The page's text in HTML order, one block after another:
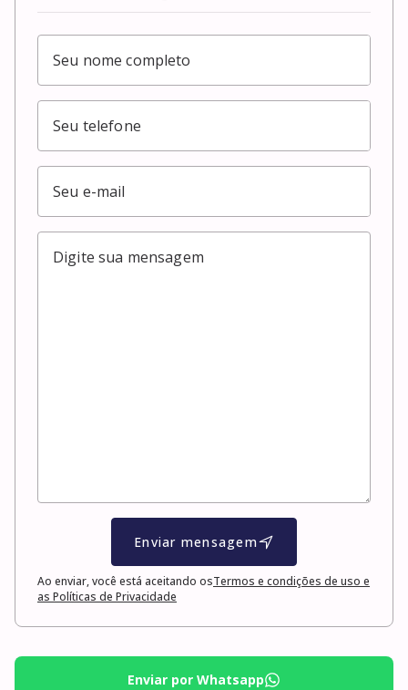
Enviar mensagem
Ao enviar, você está aceitando osTermos e condições de uso e
as Políticas de Privacidade
Enviar por Whatsapp